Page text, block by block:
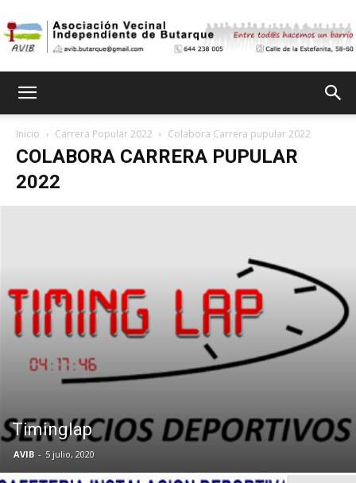
Vecinal
Butarque
Inicio Carrera Popular 2022 Colabora Carrera pupular 2022
COLABORA CARRERA PUPULAR
2022
Timinglap
AVIB - 5 julio, 2020